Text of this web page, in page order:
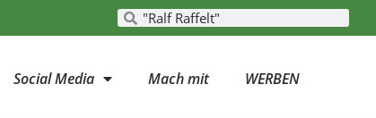
Social Media Mach mit WERBEN